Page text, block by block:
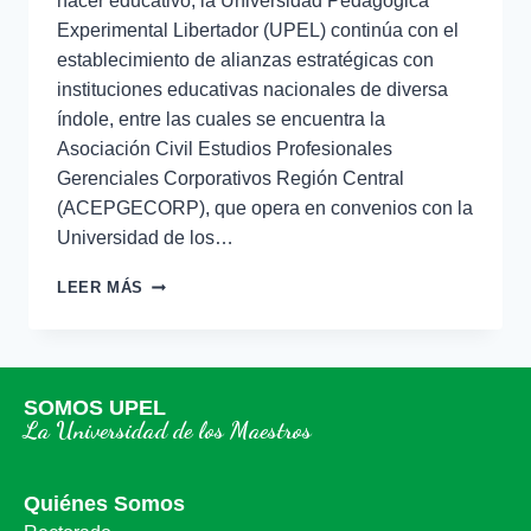
Experimental Libertador (UPEL) continúa con el
establecimiento de alianzas estratégicas con
instituciones educativas nacionales de diversa
índole, entre las cuales se encuentra la
Asociación Civil Estudios Profesionales
Gerenciales Corporativos Región Central
(ACEPGECORP), que opera en convenios con la
Universidad de los…
LEER MÁS
SOMOS UPEL
La Universidad de los Maestros
Quiénes Somos